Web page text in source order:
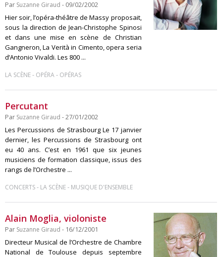
Par Suzanne Giraud - 09/02/2002
Hier soir, l’opéra-théâtre de Massy proposait,
sous la direction de Jean-Christophe Spinosi
et dans une mise en scène de Christian
Gangneron, La Verità in Cimento, opera seria
d’Antonio Vivaldi. Les 800 ...
LA SCÈNE- OPÉRA- OPÉRAS
Percutant
Par Suzanne Giraud - 27/01/2002
Les Percussions de Strasbourg Le 17 janvier
dernier, les Percussions de Strasbourg ont
eu 40 ans. C’est en 1961 que six jeunes
musiciens de formation classique, issus des
rangs de l’Orchestre ...
CONCERTS- LA SCÈNE- MUSIQUE D'ENSEMBLE
Alain Moglia, violoniste
Par Suzanne Giraud - 16/12/2001
Directeur Musical de l’Orchestre de Chambre
National de Toulouse depuis septembre